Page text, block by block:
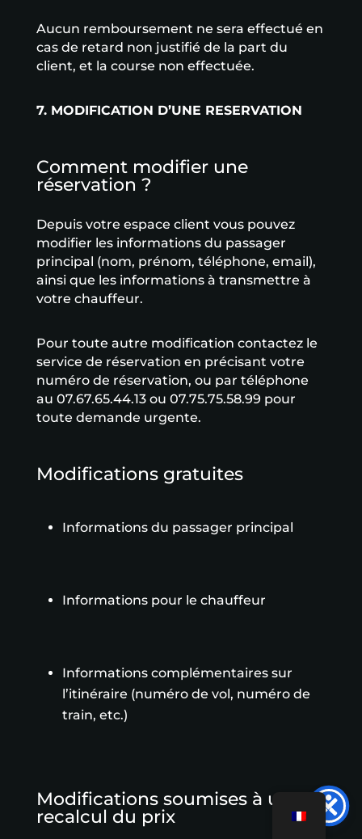
Aucun remboursement ne sera effectué en
cas de retard non justifié de la part du
client, et la course non effectuée.
7. MODIFICATION D’UNE RESERVATION
Comment modifier une
réservation ?
Depuis votre espace client vous pouvez
modifier les informations du passager
principal (nom, prénom, téléphone, email),
ainsi que les informations à transmettre à
votre chauffeur.
Pour toute autre modification contactez le
service de réservation en précisant votre
numéro de réservation, ou par téléphone
au 07.67.65.44.13 ou 07.75.75.58.99 pour
toute demande urgente.
Modifications gratuites
Informations du passager principal
Informations pour le chauffeur
Informations complémentaires sur
l’itinéraire (numéro de vol, numéro de
train, etc.)
Modifications soumises à un
recalcul du prix